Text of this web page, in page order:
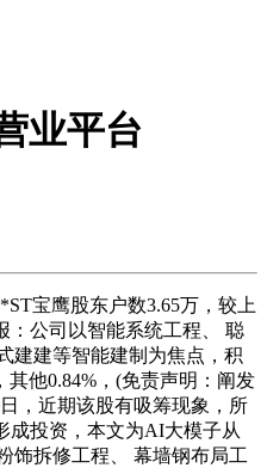
业平台
宝鹰股东户数3.65万，较上
：公司以智能系统工程、 聪
建建等智能建制为焦点，积
他0.84%，(免责声明：阐发
，近期该股有吸筹现象，所
成投资，本文为AI大模子从
饰拆修工程、 幕墙钢布局工